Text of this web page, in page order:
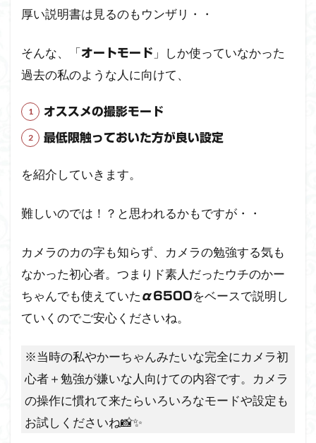
厚い説明書は見るのもウンザリ・・
そんな、「オートモード 」しか使っていなかった
過去の私のような人に向けて、
オススメの撮影モード
最低限触っておいた方が良い設定
を紹介していきます。
難しいのでは！？と思われるかもですが・・
カメラのカの字も知らず、カメラの勉強する気も
なかった初心者。つまりド素人だったウチのかー
ちゃんでも使えていた α6500をベースで説明し
ていくのでご安心くださいね。
※当時の私やかーちゃんみたいな完全にカメラ初
心者＋勉強が嫌いな人向けての内容です。カメラ
の操作に慣れて来たらいろいろなモードや設定も
お試しくださいね📸✨